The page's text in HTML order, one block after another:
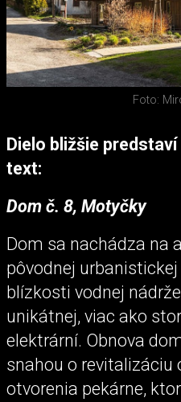
Foto:
Dielo bližšie
text:
Dom č. 8, Motyčky
Dom sa nachádza na
pôvodnej
blízkosti vodnej
unikátnej, viac ako
elektrární. Obnova
snahou o revitalizáciu
otvorenia pekárne,